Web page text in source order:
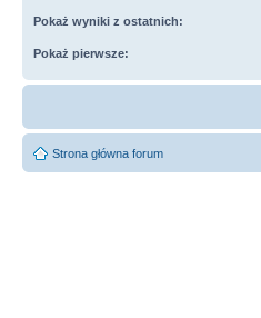
Pokaż wyniki z ostatnich:
Pokaż pierwsze:
Strona główna forum